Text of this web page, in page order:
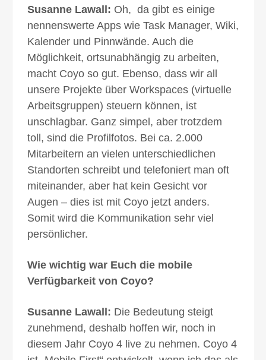
Susanne Lawall: Oh, da gibt es einige
nennenswerte Apps wie Task Manager, Wiki,
Kalender und Pinnwände. Auch die
Möglichkeit, ortsunabhängig zu arbeiten,
macht Coyo so gut. Ebenso, dass wir all
unsere Projekte über Workspaces (virtuelle
Arbeitsgruppen) steuern können, ist
unschlagbar. Ganz simpel, aber trotzdem
toll, sind die Profilfotos. Bei ca. 2.000
Mitarbeitern an vielen unterschiedlichen
Standorten schreibt und telefoniert man oft
miteinander, aber hat kein Gesicht vor
Augen – dies ist mit Coyo jetzt anders.
Somit wird die Kommunikation sehr viel
persönlicher.
Wie wichtig war Euch die mobile
Verfügbarkeit von Coyo?
Susanne Lawall: Die Bedeutung steigt
zunehmend, deshalb hoffen wir, noch in
diesem Jahr Coyo 4 live zu nehmen. Coyo 4